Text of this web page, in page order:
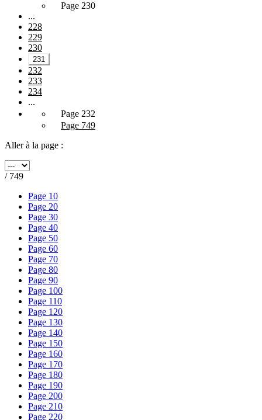
Page 230
...
228
229
230
231
232
233
234
...
Page 232
Page 749
Aller à la page :
/ 749
Page 10
Page 20
Page 30
Page 40
Page 50
Page 60
Page 70
Page 80
Page 90
Page 100
Page 110
Page 120
Page 130
Page 140
Page 150
Page 160
Page 170
Page 180
Page 190
Page 200
Page 210
Page 220